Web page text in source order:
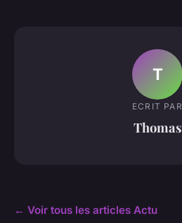
T
ECRIT PAR
Thomas
← Voir tous les articles Actu